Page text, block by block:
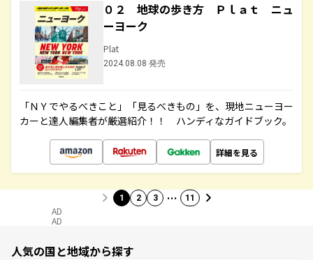
０２ 地球の歩き方 Ｐｌａｔ ニュ
ーヨーク
Plat
2024.08.08 発売
「ＮＹでやるべきこと」「見るべきもの」を、現地ニューヨー
カーと達人編集者が厳選紹介！！ ハンディなガイドブック。
詳細を見る
1 2 3 … 11
AD
AD
人気の国と地域から探す